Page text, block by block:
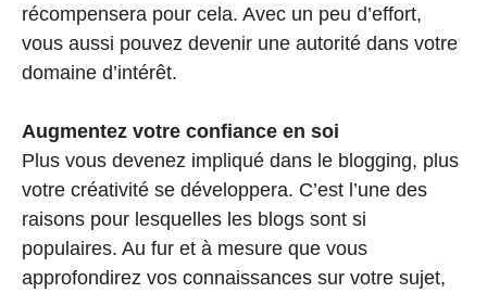
récompensera pour cela. Avec un peu d’effort,
vous aussi pouvez devenir une autorité dans votre
domaine d’intérêt.
Augmentez votre confiance en soi
Plus vous devenez impliqué dans le blogging, plus
votre créativité se développera. C’est l’une des
raisons pour lesquelles les blogs sont si
populaires. Au fur et à mesure que vous
approfondirez vos connaissances sur votre sujet,